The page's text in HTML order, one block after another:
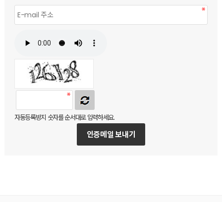
자동등록방지 숫자를 순서대로 입력하세요.
인증메일 보내기